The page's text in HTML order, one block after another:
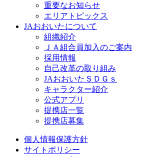
重要なお知らせ
エリアトピックス
JAおおいたについて
組織紹介
ＪＡ組合員加入のご案内
採用情報
自己改革の取り組み
JAおおいたＳＤＧｓ
キャラクター紹介
公式アプリ
提携店一覧
提携店募集
個人情報保護方針
サイトポリシー